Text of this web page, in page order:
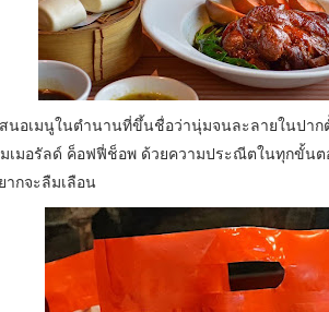
นอเมนูในตำนานที่ขึ้นชื่อว่านุ่มจนละลายในปาก
เมอรัลด์ ค็อฟฟี่ช็อพ ด้วยความประณีตในทุกขั้น
กจะลืมเลือน